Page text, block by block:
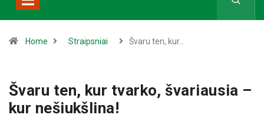
Home Straipsniai Švaru ten, kur…
Švaru ten, kur tvarko, švariausia –
kur nešiukšlina!